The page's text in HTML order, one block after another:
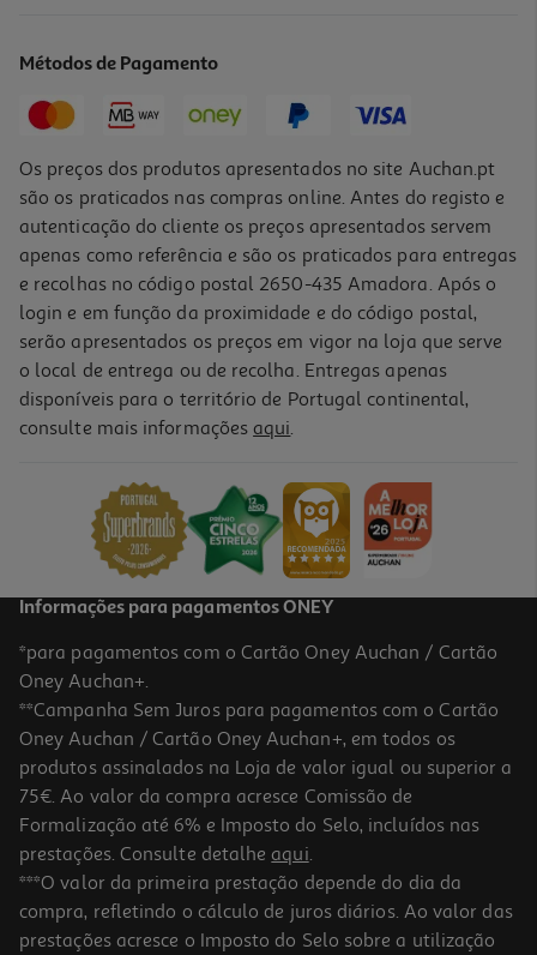
Métodos de Pagamento
Os preços dos produtos apresentados no site Auchan.pt
são os praticados nas compras online. Antes do registo e
autenticação do cliente os preços apresentados servem
apenas como referência e são os praticados para entregas
e recolhas no código postal 2650-435 Amadora. Após o
login e em função da proximidade e do código postal,
serão apresentados os preços em vigor na loja que serve
o local de entrega ou de recolha. Entregas apenas
disponíveis para o território de Portugal continental,
consulte mais informações aqui.
Informações para pagamentos ONEY
*para pagamentos com o Cartão Oney Auchan / Cartão
Oney Auchan+.
**Campanha Sem Juros para pagamentos com o Cartão
Oney Auchan / Cartão Oney Auchan+, em todos os
produtos assinalados na Loja de valor igual ou superior a
75€. Ao valor da compra acresce Comissão de
Formalização até 6% e Imposto do Selo, incluídos nas
prestações. Consulte detalhe aqui.
***O valor da primeira prestação depende do dia da
compra, refletindo o cálculo de juros diários. Ao valor das
prestações acresce o Imposto do Selo sobre a utilização